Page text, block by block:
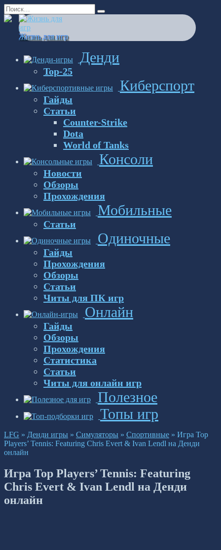
Перейти
к
содержанию
Search
for:
Жизнь для игр
Денди
Top-25
Киберспорт
Гайды
Статьи
Counter-Strike
Dota
World of Tanks
Консоли
Новости
Обзоры
Прохождения
Мобильные
Статьи
Одиночные
Гайды
Прохождения
Обзоры
Статьи
Читы для ПК игр
Онлайн
Гайды
Обзоры
Прохождения
Статистика
Статьи
Читы для онлайн игр
Полезное
Топы игр
LFG » Денди игры » Симуляторы » Спортивные » Игра Top
Players’ Tennis: Featuring Chris Evert & Ivan Lendl на Денди
онлайн
Игра Top Players’ Tennis: Featuring
Chris Evert & Ivan Lendl на Денди
онлайн